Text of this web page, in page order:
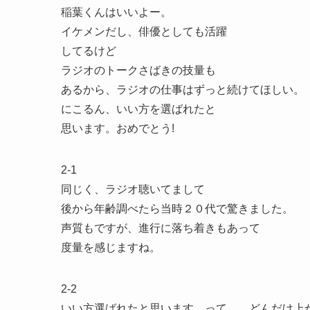
稲葉くんはいいよー。
イケメンだし、俳優としても活躍
してるけど
ラジオのトークさばきの技量も
あるから、ラジオの仕事はずっと続けてほしい。
にこるん、いい方を選ばれたと
思います。おめでとう!
2-1
同じく、ラジオ聴いてまして
後から年齢調べたら当時２０代で驚きました。
声質もですが、進行に落ち着きもあって
度量を感じますね。
2-2